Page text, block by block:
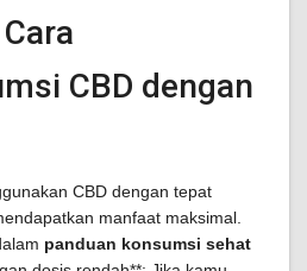
CBD dengan
CBD dengan tepat
manfaat maksimal.
panduan konsumsi sehat